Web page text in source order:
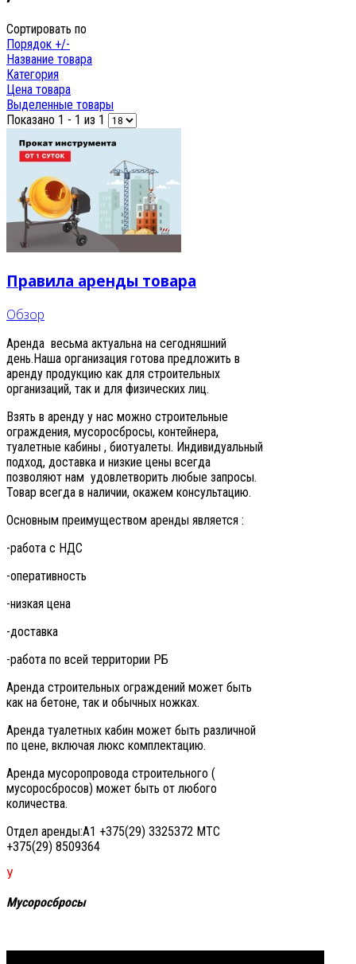
Сортировать по
Порядок +/-
Название товара
Категория
Цена товара
Выделенные товары
Показано 1 - 1 из 1
Правила аренды товара
Обзор
Аренда весьма актуальна на сегодняшний
день.Наша организация готова предложить в
аренду продукцию как для строительных
организаций, так и для физических лиц.
Взять в аренду у нас можно строительные
ограждения, мусоросбросы, контейнера,
туалетные кабины , биотуалеты. Индивидуальный
подход, доставка и низкие цены всегда
позволяют нам удовлетворить любые запросы.
Товар всегда в наличии, окажем консультацию.
Основным преимуществом аренды является :
-работа с НДС
-оперативность
-низкая цена
-доставка
-работа по всей территории РБ
Аренда строительных ограждений может быть
как на бетоне, так и обычных ножках.
Аренда туалетных кабин может быть различной
по цене, включая люкс комплектацию.
Аренда мусоропровода строительного (
мусоросбросов) может быть от любого
количества.
Отдел аренды:А1 +375(29) 3325372 МТС
+375(29) 8509364
У
Мусоросбросы